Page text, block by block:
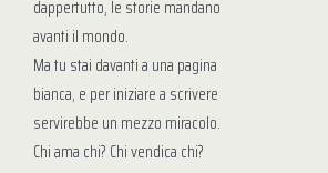
dappertutto, le storie mandano
avanti il mondo.
Ma tu stai davanti a una pagina
bianca, e per iniziare a scrivere
servirebbe un mezzo miracolo.
Chi ama chi? Chi vendica chi?